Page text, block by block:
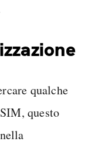
qualche
questo